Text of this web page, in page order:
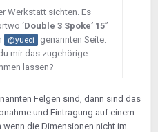
Werkstatt sichten. Es
‘Double 3 Spoke’ 15”
@yueci genannten Seite.
mir das zugehörige
lassen?
Felgen sind, dann sind das
und Eintragung auf einem
die Dimensionen nicht im